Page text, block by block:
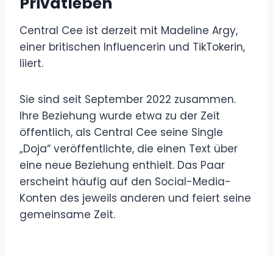
Central Cee ist derzeit mit Madeline Argy,
einer britischen Influencerin und TikTokerin,
liiert.
Sie sind seit September 2022 zusammen.
Ihre Beziehung wurde etwa zu der Zeit
öffentlich, als Central Cee seine Single
„Doja“ veröffentlichte, die einen Text über
eine neue Beziehung enthielt. Das Paar
erscheint häufig auf den Social-Media-
Konten des jeweils anderen und feiert seine
gemeinsame Zeit.